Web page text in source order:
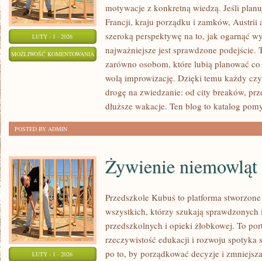
LUTY - 1 - 2026
MOŻLIWOŚĆ KOMENTOWANIA HOLANDIA
motywacje z konkretną wiedzą. Jeśli
Francji, kraju porządku i zamków, Austrii
szeroką perspektywę na to, jak ogarnąć
najważniejsze jest sprawdzone podejście.
zarówno osobom, które lubią planować
wolą improwizację. Dzięki temu każdy
drogę na zwiedzanie: od city breaków,
dłuższe wakacje. Ten blog to katalog
POSTED BY ADMIN
LUTY - 1 - 2026
Żywienie niemowląt
Przedszkole Kubuś to platforma
wszystkich, którzy szukają
przedszkolnych i opieki żłobkowej. To
rzeczywistość edukacji i rozwoju spotyka
po to, by porządkować decyzje i